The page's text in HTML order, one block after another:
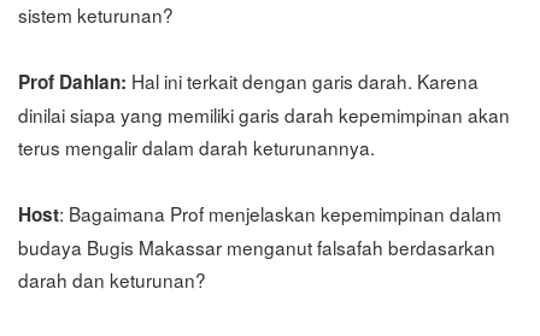
sistem keturunan?
Prof Dahlan: Hal ini terkait dengan garis darah. Karena
dinilai siapa yang memiliki garis darah kepemimpinan akan
terus mengalir dalam darah keturunannya.
Host: Bagaimana Prof menjelaskan kepemimpinan dalam
budaya Bugis Makassar menganut falsafah berdasarkan
darah dan keturunan?